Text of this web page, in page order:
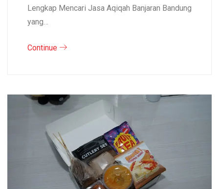
Lengkap Mencari Jasa Aqiqah Banjaran Bandung
yang…
Continue